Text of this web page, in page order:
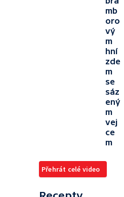
mb
oro
vý
m
hní
zde
m
se
sáz
ený
m
vej
ce
m
Přehrát celé video